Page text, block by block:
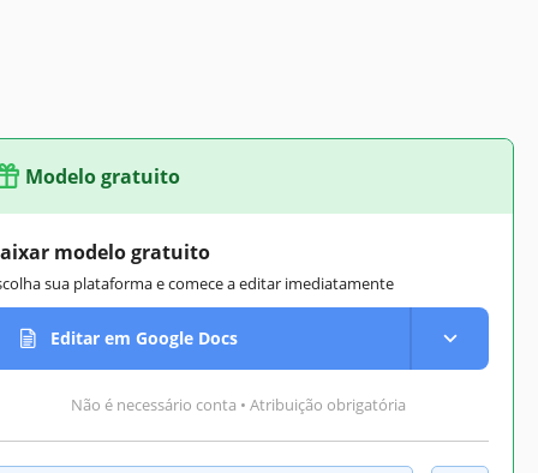
Modelo gratuito
modelo gratuito
sua plataforma e comece a editar imediatamente
Editar em Google Docs
Não é necessário conta • Atribuição obrigatória